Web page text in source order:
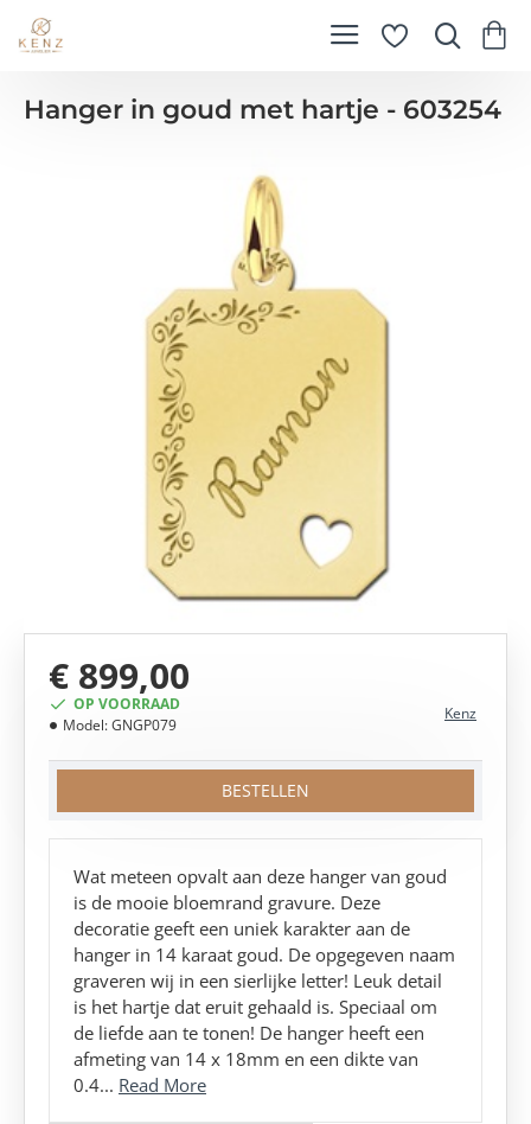
Hanger in goud met hartje - 603254
OP VOORRAAD
Model:GNGP079
Kenz
€ 899,00
BESTELLEN
Wat meteen opvalt aan deze hanger van goud
is de mooie bloemrand gravure. Deze
decoratie geeft een uniek karakter aan de
hanger in 14 karaat goud. De opgegeven naam
graveren wij in een sierlijke letter! Leuk detail
is het hartje dat eruit gehaald is. Speciaal om
de liefde aan te tonen! De hanger heeft een
afmeting van 14 x 18mm en een dikte van
0.4... Read More